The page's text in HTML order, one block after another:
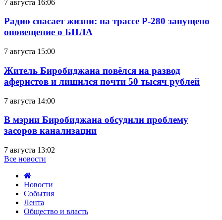
7 августа 16:06
Радио спасает жизни: на трассе Р-280 запущено
оповещение о БПЛА
7 августа 15:00
Житель Биробиджана повёлся на развод
аферистов и лишился почти 50 тысяч рублей
7 августа 14:00
В мэрии Биробиджана обсудили проблему
засоров канализации
7 августа 13:02
Все новости
Новости
События
Лента
Общество и власть